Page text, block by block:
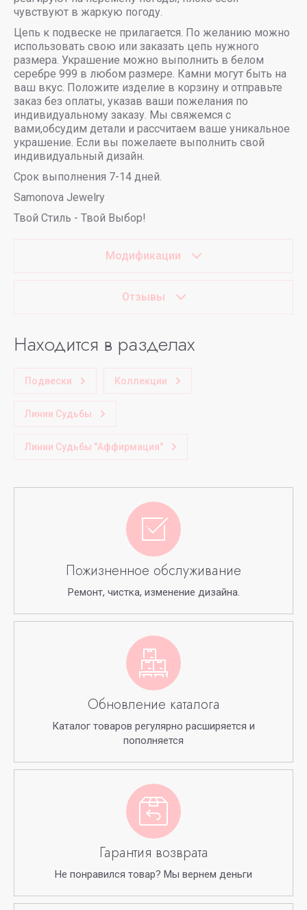
чувствуют в жаркую погоду.
Цепь к подвеске не прилагается. По желанию можно
использовать свою или заказать цепь нужного
размера. Украшение можно выполнить в белом
серебре 999 в любом размере. Камни могут быть на
ваш вкус. Положите изделие в корзину и отправьте
заказ без оплаты, указав ваши пожелания по
индивидуальному заказу. Мы свяжемся с
вами,обсудим детали и рассчитаем ваше уникальное
украшение. Если вы пожелаете выполнить свой
индивидуальный дизайн.
Срок выполнения 7-14 дней.
Samonova Jewelry
Твой Стиль - Твой Выбор!
Модификации
Отзывы
Находится в разделах
Подвески Коллекции
Линии Судьбы
Линии Судьбы "Аффирмация"
Пожизненное обслуживание
Ремонт, чистка, изменение дизайна.
Обновление каталога
Каталог товаров регулярно расширяется и
пополняется
Гарантия возврата
Не понравился товар? Мы вернем деньги